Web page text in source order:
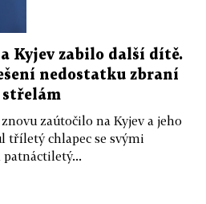
Kyjev zabilo další dítě.
nedostatku zbraní
zaútočilo na Kyjev a jeho
tříletý chlapec se svými
patnáctiletý...